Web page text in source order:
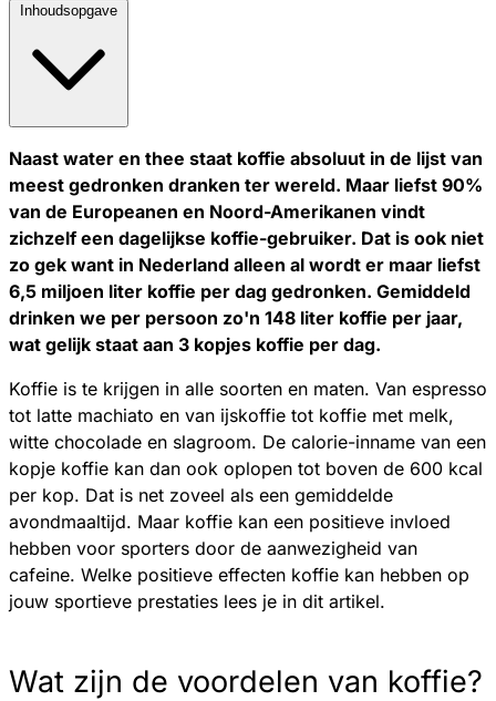
Inhoudsopgave
Naast water en thee staat koffie absoluut in de lijst van
meest gedronken dranken ter wereld. Maar liefst 90%
van de Europeanen en Noord-Amerikanen vindt
zichzelf een dagelijkse koffie-gebruiker. Dat is ook niet
zo gek want in Nederland alleen al wordt er maar liefst
6,5 miljoen liter koffie per dag gedronken. Gemiddeld
drinken we per persoon zo'n 148 liter koffie per jaar,
wat gelijk staat aan 3 kopjes koffie per dag.
Koffie is te krijgen in alle soorten en maten. Van espresso
tot latte machiato en van ijskoffie tot koffie met melk,
witte chocolade en slagroom. De calorie-inname van een
kopje koffie kan dan ook oplopen tot boven de 600 kcal
per kop. Dat is net zoveel als een gemiddelde
avondmaaltijd. Maar koffie kan een positieve invloed
hebben voor sporters door de aanwezigheid van
cafeine. Welke positieve effecten koffie kan hebben op
jouw sportieve prestaties lees je in dit artikel.
Wat zijn de voordelen van koffie?